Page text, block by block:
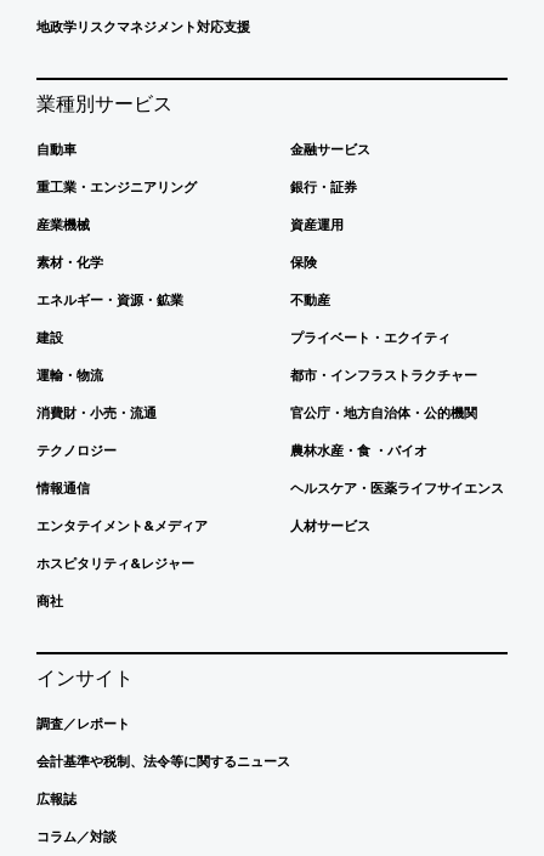
地政学リスクマネジメント対応支援
業種別サービス
自動車
重工業・エンジニアリング
産業機械
素材・化学
エネルギー・資源・鉱業
建設
運輸・物流
消費財・小売・流通
テクノロジー
情報通信
エンタテイメント&メディア
ホスピタリティ&レジャー
商社
金融サービス
銀行・証券
資産運用
保険
不動産
プライベート・エクイティ
都市・インフラストラクチャー
官公庁・地方自治体・公的機関
農林水産・食 ・バイオ
ヘルスケア・医薬ライフサイエンス
人材サービス
インサイト
調査／レポート
会計基準や税制、法令等に関するニュース
広報誌
コラム／対談